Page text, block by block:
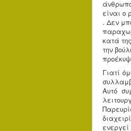
είναι ο
. Δεν
κατά
την
Γιατί
Αυτό